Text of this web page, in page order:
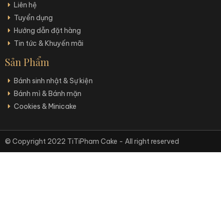
Liên hệ
Tuyển dụng
Hướng dẫn đặt hàng
Tin tức & Khuyến mãi
Sản Phẩm
Bánh sinh nhật & Sự kiện
Bánh mì & Bánh mặn
Cookies & Minicake
© Copyright 2022 TiTiPham Cake - All right reserved